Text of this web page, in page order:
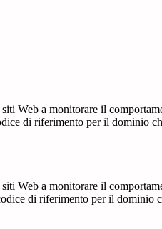
Web a monitorare il
di riferimento per il dominio
Web a monitorare il
di riferimento per il dominio